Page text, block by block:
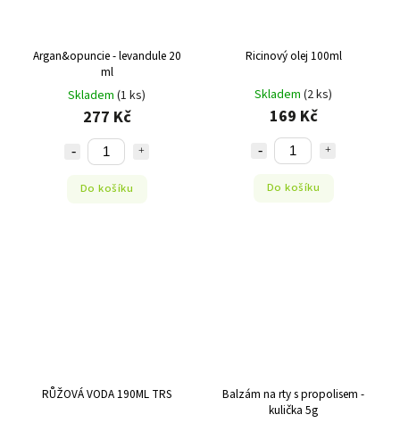
Argan&opuncie - levandule 20
ml
Skladem (1 ks)
277 Kč
Do košíku
Ricinový olej 100ml
Skladem (2 ks)
169 Kč
Do košíku
RŮŽOVÁ VODA 190ML TRS
Balzám na rty s propolisem -
kulička 5g